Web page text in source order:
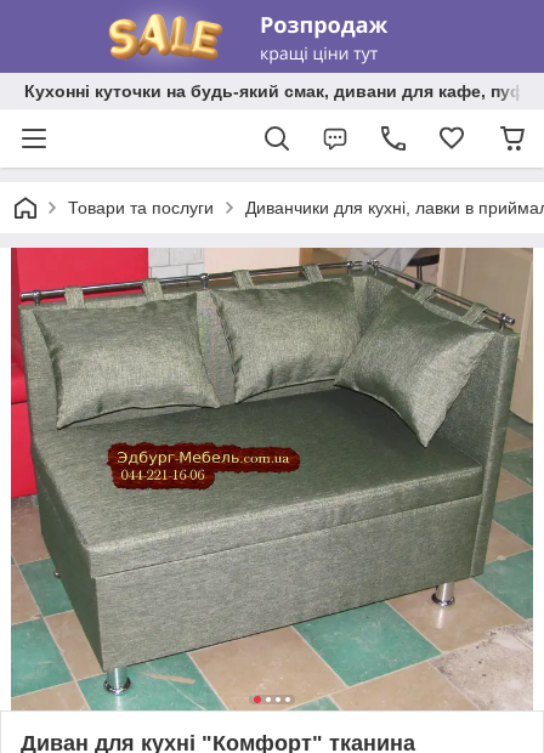
Кухонні куточки на будь-який смак, дивани для кафе,
Товари та послуги Диванчики для кухні, лавки в
Диван для кухні "Комфорт" тканина